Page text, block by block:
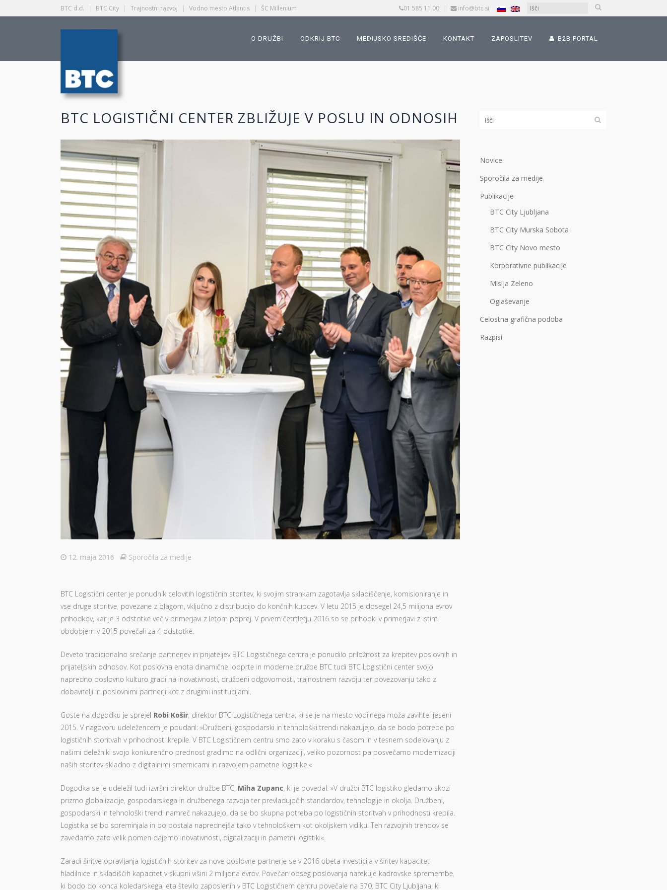
BTC d.d. | BTC City | Trajnostni razvoj | Vodno mesto Atlantis | ŠC Millenium 01 585 11 00 | info@btc.si
O DRUŽBI ODKRIJ BTC MEDIJSKO SREDIŠČE KONTAKT ZAPOSLITEV B2B PORTAL
BTC LOGISTIČNI CENTER ZBLIŽUJE V POSLU IN ODNOSIH
12. maja 2016 Sporočila za medije
BTC Logistični center je ponudnik celovitih logističnih storitev, ki svojim strankam zagotavlja skladiščenje, komisioniranje in
vse druge storitve, povezane z blagom, vključno z distribucijo do končnih kupcev. V letu 2015 je dosegel 24,5 milijona evrov
prihodkov, kar je 3 odstotke več v primerjavi z letom poprej. V prvem četrtletju 2016 so se prihodki v primerjavi z istim
obdobjem v 2015 povečali za 4 odstotke.
Deveto tradicionalno srečanje partnerjev in prijateljev BTC Logističnega centra je ponudilo priložnost za krepitev poslovnih in
prijateljskih odnosov. Kot poslovna enota dinamične, odprte in moderne družbe BTC tudi BTC Logistični center svojo
napredno poslovno kulturo gradi na inovativnosti, družbeni odgovornosti, trajnostnem razvoju ter povezovanju tako z
dobavitelji in poslovnimi partnerji kot z drugimi institucijami.
Goste na dogodku je sprejel Robi Košir, direktor BTC Logističnega centra, ki se je na mesto vodilnega moža zavihtel jeseni
2015. V nagovoru udeležencem je poudaril: »Družbeni, gospodarski in tehnološki trendi nakazujejo, da se bodo potrebe po
logističnih storitvah v prihodnosti krepile. V BTC Logističnem centru smo zato v koraku s časom in v tesnem sodelovanju z
našimi deležniki svojo konkurenčno prednost gradimo na odlični organizaciji, veliko pozornost pa posvečamo modernizaciji
naših storitev skladno z digitalnimi smernicami in razvojem pametne logistike.«
Dogodka se je udeležil tudi izvršni direktor družbe BTC, Miha Zupanc, ki je povedal: »V družbi BTC logistiko gledamo skozi
prizmo globalizacije, gospodarskega in družbenega razvoja ter prevladujočih standardov, tehnologije in okolja. Družbeni,
gospodarski in tehnološki trendi namreč nakazujejo, da se bo skupna potreba po logističnih storitvah v prihodnosti krepila.
Logistika se bo spreminjala in bo postala naprednejša tako v tehnološkem kot okoljskem vidiku. Teh razvojnih trendov se
zavedamo zato velik pomen dajemo inovativnosti, digitalizaciji in pametni logistiki«.
Zaradi širitve opravljanja logističnih storitev za nove poslovne partnerje se v 2016 obeta investicija v širitev kapacitet
hladilnice in skladiščih kapacitet v skupni višini 2 milijona evrov. Povečan obseg poslovanja narekuje kadrovske spremembe,
ki bodo do konca koledarskega leta število zaposlenih v BTC Logističnem centru povečale na 370. BTC City Ljubljana, ki
Novice
Sporočila za medije
Publikacije
BTC City Ljubljana
BTC City Murska Sobota
BTC City Novo mesto
Korporativne publikacije
Misija Zeleno
Oglaševanje
Celostna grafična podoba
Razpisi